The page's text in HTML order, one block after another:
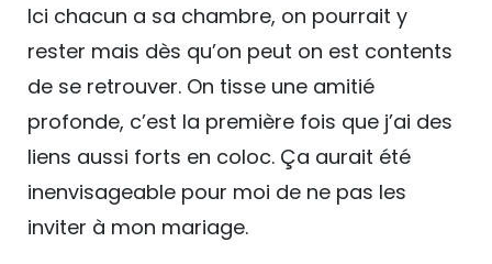
Ici chacun a sa chambre, on pourrait y
rester mais dès qu’on peut on est contents
de se retrouver. On tisse une amitié
profonde, c’est la première fois que j’ai des
liens aussi forts en coloc. Ça aurait été
inenvisageable pour moi de ne pas les
inviter à mon mariage.